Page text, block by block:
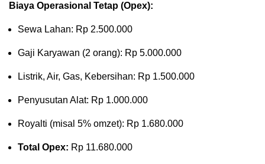
Biaya Operasional Tetap (Opex):
Sewa Lahan: Rp 2.500.000
Gaji Karyawan (2 orang): Rp 5.000.000
Listrik, Air, Gas, Kebersihan: Rp 1.500.000
Penyusutan Alat: Rp 1.000.000
Royalti (misal 5% omzet): Rp 1.680.000
Total Opex: Rp 11.680.000